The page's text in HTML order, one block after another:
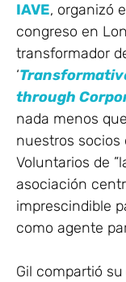
IAVE, organizó
congreso en
transformador
‘
through
nada menos
nuestros socios
Voluntarios de
asociación
imprescindible
como agente
Gil compartió